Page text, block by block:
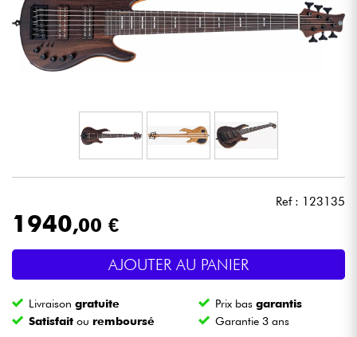
Home Studio
Casques
Eclairage
Batteries & Percu
Vents
Ref : 123135
1940,00 €
AJOUTER AU PANIER
Livraisongratuite Prix basgarantis
Satisfait ou remboursé Garantie 3 ans